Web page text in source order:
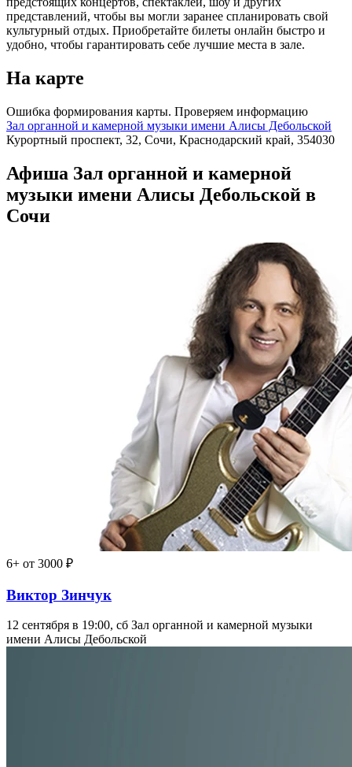
представлений, чтобы вы могли заранее спланировать свой
культурный отдых. Приобретайте билеты онлайн быстро и
удобно, чтобы гарантировать себе лучшие места в зале.
На карте
Ошибка формирования карты. Проверяем информацию
Зал органной и камерной музыки имени Алисы Дебольской
Курортный проспект, 32, Сочи, Краснодарский край, 354030
Афиша Зал органной и камерной
музыки имени Алисы Дебольской в
Сочи
6+ от 3000 ₽
Виктор Зинчук
12 сентября в 19:00, сб Зал органной и камерной музыки
имени Алисы Дебольской